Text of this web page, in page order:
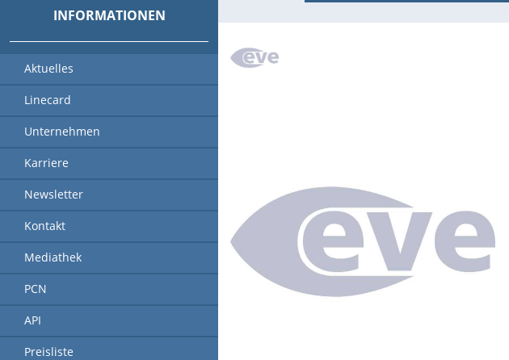
INFORMATIONEN
Aktuelles
Linecard
Unternehmen
Karriere
Newsletter
Kontakt
Mediathek
PCN
API
Preisliste